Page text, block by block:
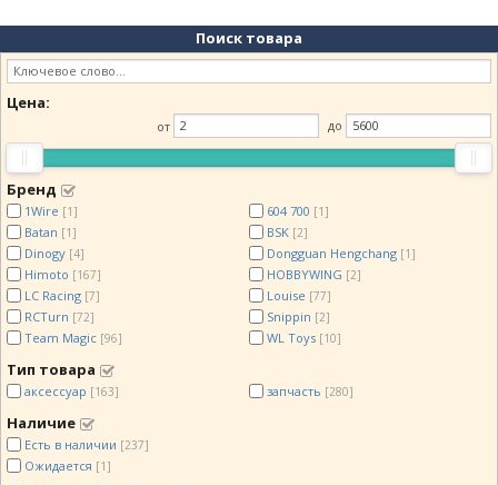
Поиск товара
Цена:
от до
Бренд
1Wire [1] 604 700 [1]
Batan [1] BSK [2]
Dinogy [4] Dongguan Hengchang [1]
Himoto [167] HOBBYWING [2]
LC Racing [7] Louise [77]
RCTurn [72] Snippin [2]
Team Magic [96] WL Toys [10]
Тип товара
аксессуар [163] запчасть [280]
Наличие
Есть в наличии [237]
Ожидается [1]